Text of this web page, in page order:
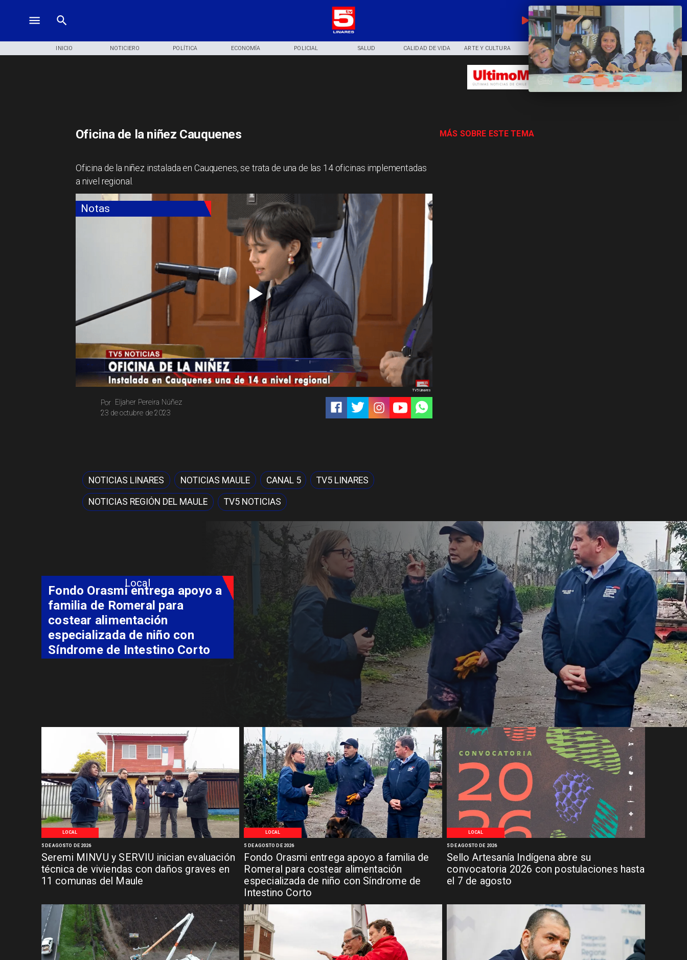
EN VIVO
INICIO NOTICIERO POLÍTICA ECONOMÍA POLICIAL SALUD CALIDAD DE VIDA ARTE Y CULTURA COMUNIDAD DEPORTES
Notas
Eljaher Pereira Núñez
Por
23 de octubre de 2023
TV5 Linares
MÁS SOBRE ESTE TEMA
Oficina de la niñez Cauquenes
​Oficina de la niñez instalada en Cauquenes, se trata de una de las 14 oficinas implementadas
a nivel regional.
NOTICIAS LINARES NOTICIAS MAULE CANAL 5 TV5 LINARES
NOTICIAS REGIÓN DEL MAULE TV5 NOTICIAS
LOCAL
Seremi MINVU y SERVIU inician evaluación
técnica de viviendas con daños graves en
11 comunas del Maule
5 DE AGOSTO DE 2026
LOCAL
Fondo Orasmi entrega apoyo a familia de
Romeral para costear alimentación
especializada de niño con Síndrome de
Intestino Corto
5 DE AGOSTO DE 2026
LOCAL
Sello Artesanía Indígena abre su
convocatoria 2026 con postulaciones hasta
el 7 de agosto
5 DE AGOSTO DE 2026
Local
Fondo Orasmi entrega apoyo a
familia de Romeral para
costear alimentación
especializada de niño con
Síndrome de Intestino Corto